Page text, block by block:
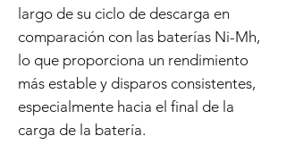
largo de su ciclo de descarga en
comparación con las baterías Ni-Mh,
lo que proporciona un rendimiento
más estable y disparos consistentes,
especialmente hacia el final de la
carga de la batería.